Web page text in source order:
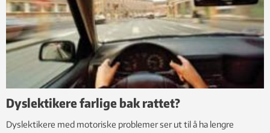
Dyslektikere farlige bak rattet?
Dyslektikere med motoriske problemer ser ut til å ha lengre